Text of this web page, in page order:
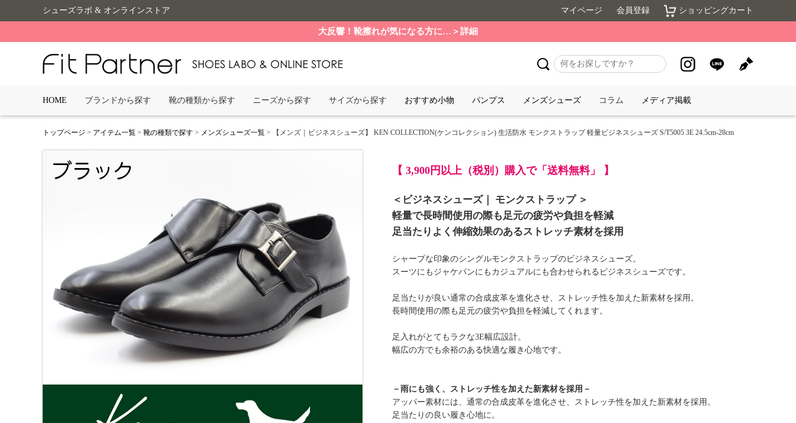
シューズラボ & オンラインストア マイページ 会員登録 ショッピングカート
大反響！靴擦れが気になる方に…＞詳細
HOME ブランドから探す 靴の種類から探す ニーズから探す サイズから探す おすすめ小物 パンプス メンズシューズ コラム メディア掲載
トップページ > アイテム一覧 > 靴の種類で探す > メンズシューズ一覧 > 【メンズ｜ビジネスシューズ】 KEN COLLECTION(ケンコレクション) 生活防水 モンクストラップ 軽量ビジネスシューズ S/T5005 3E 24.5cm-28cm
【 3,900円以上（税別）購入で「送料無料」 】
＜ビジネスシューズ｜ モンクストラップ ＞
軽量で長時間使用の際も足元の疲労や負担を軽減
足当たりよく伸縮効果のあるストレッチ素材を採用
シャープな印象のシングルモンクストラップのビジネスシューズ。
スーツにもジャケパンにもカジュアルにも合わせられるビジネスシューズです。
足当たりが良い通常の合成皮革を進化させ、ストレッチ性を加えた新素材を採用。
長時間使用の際も足元の疲労や負担を軽減してくれます。
足入れがとてもラクな3E幅広設計。
幅広の方でも余裕のある快適な履き心地です。
－雨にも強く、ストレッチ性を加えた新素材を採用－
アッパー素材には、通常の合成皮革を進化させ、ストレッチ性を加えた新素材を採用。
足当たりの良い履き心地に。